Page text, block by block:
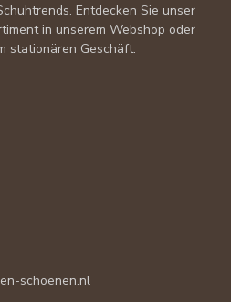
Entdecken Sie unser
in unserem Webshop oder
stationären Geschäft.
schoenen.nl